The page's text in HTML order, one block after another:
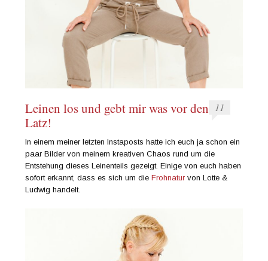
Leinen los und gebt mir was vor den
Latz!
11
In einem meiner letzten Instaposts hatte ich euch ja schon ein
paar Bilder von meinem kreativen Chaos rund um die
Entstehung dieses Leinenteils gezeigt. Einige von euch haben
sofort erkannt, dass es sich um dieFrohnatur von Lotte &
Ludwig handelt.